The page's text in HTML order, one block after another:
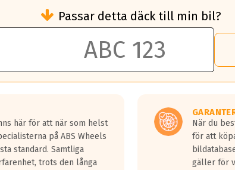
än ett klass G däck.
50 liter bränsle med ett klass A däck gentemot ett klass
vilken rutt du kör, samt vilken körstil du använder.
lastbilar.
på en väg där det ligger 0.5-1.5 mm vatten.
fyra billängder( ca 18meter) mellan däck med betyg A
Passar detta däck till min bil?
här för att när som helst
på ABS Wheels
standard. Samtliga
trots den långa
När du
för att
gäller för